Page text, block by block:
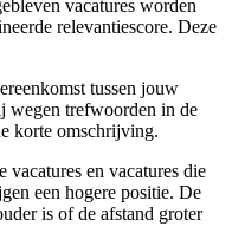
vacatures worden
relevantiescore. Deze
tussen jouw
wegen trefwoorden in de
korte omschrijving.
en vacatures die
een hogere positie. De
is of de afstand groter